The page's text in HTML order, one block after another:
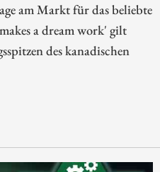
am Markt für das beliebte
a dream work' gilt
des kanadischen